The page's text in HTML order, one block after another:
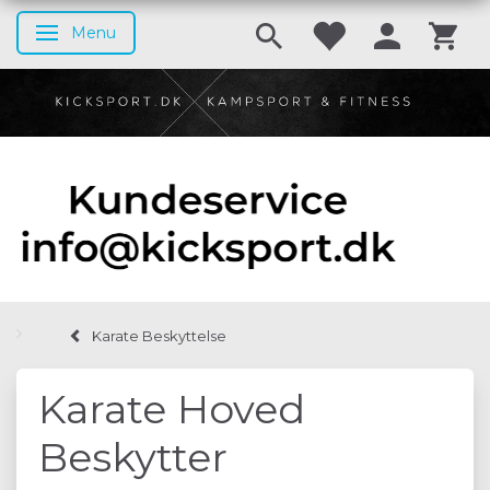
Skifte navigation
Menu
Karate Beskyttelse
Karate Hoved
Beskytter